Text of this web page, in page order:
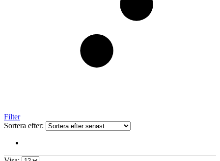
Filter
Sortera efter: